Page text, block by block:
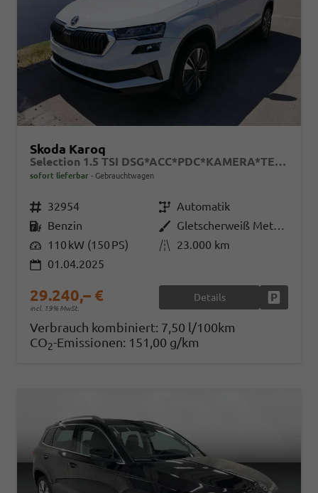
Skoda Karoq
Selection 1.5 TSI DSG*ACC*PDC*KAMERA*TEMPOMAT*LED*SMARTLINK*KLIMA*RADIO*17-ZOLL
sofort lieferbar Gebrauchtwagen
Fahrzeugnr. 32954 GetriebeAutomatik
Kraftstoff Benzin Außenfarbe
Gletscherweiß Metallic
Leistung 110 kW (150 PS) Kilometerstand 23.000 km
01.04.2025
29.240,– €
incl. 19% MwSt.
Details
Verbrauch kombiniert: 7,50 l/100km
CO2-Emissionen: 151,00 g/km